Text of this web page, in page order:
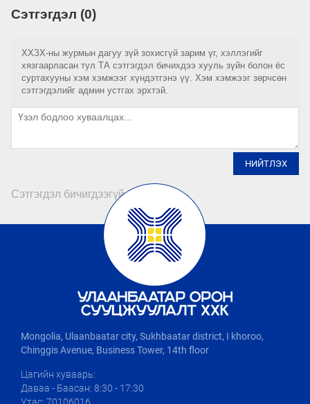
Сэтгэгдэл (0)
ХХЗХ-ны журмын дагуу зүй зохисгүй зарим үг, хэллэгийг
хязгаарласан тул ТА сэтгэгдэл бичихдээ хууль зүйн болон ёс
суртахууны хэм хэмжээг хүндэтгэнэ үү. Хэм хэмжээг зөрчсөн
сэтгэгдэлийг админ устгах эрхтэй.
НИЙТЛЭХ
Сэтгэгдэл бичигдээгүй байна
Mongolia, Ulaanbaatar city, Sukhbaatar district, I khoroo,
Chinggis Avenue, Business Tower, 14th floor
Цагийн хуваарь:
Даваа - Баасан: 8:30 - 17:30